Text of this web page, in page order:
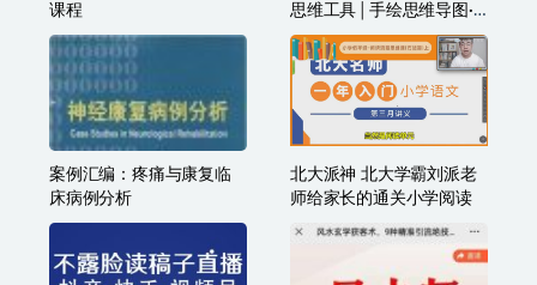
课程
思维工具│手绘思维导图·
助你效率翻倍
案例汇编：疼痛与康复临
床病例分析
北大派神 北大学霸刘派老
师给家长的通关小学阅读